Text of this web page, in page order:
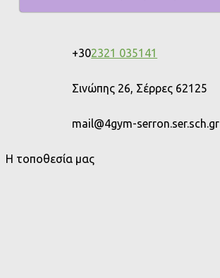
+302321 035141
Σινώπης 26, Σέρρες 62125
mail@4gym-serron.ser.sch.gr
Η τοποθεσία μας